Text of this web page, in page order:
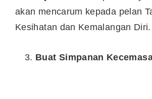
akan mencarum kepada pelan
Kesihatan dan Kemalangan Diri.
Buat Simpanan